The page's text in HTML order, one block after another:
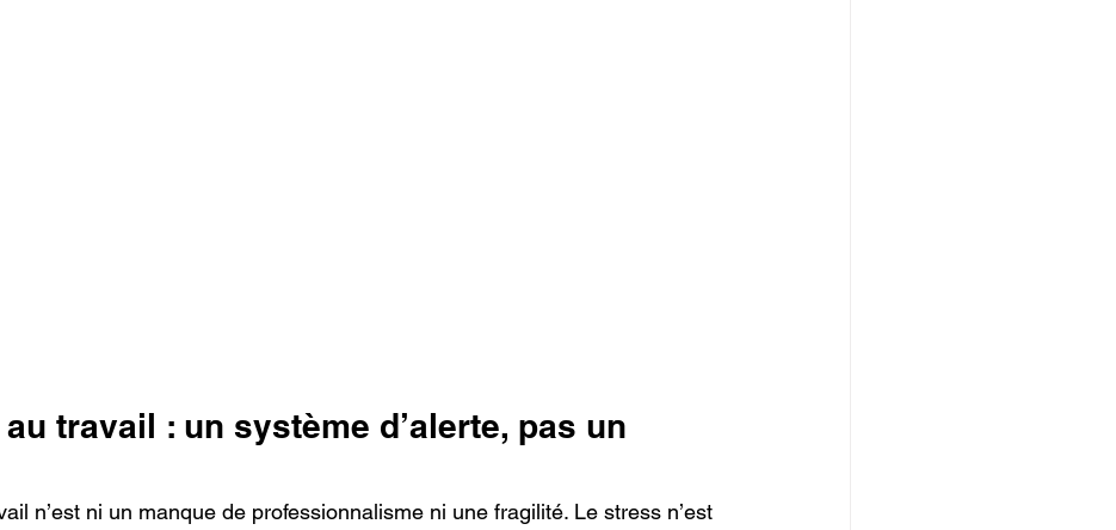
travail : un système d’alerte, pas un
n’est ni un manque de professionnalisme ni une fragilité. Le stress n’est